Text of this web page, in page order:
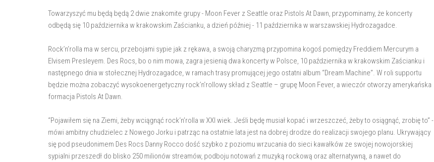
Towarzyszyć mu będą będą 2 dwie znakomite grupy - Moon Fever z Seattle oraz Pistols At Dawn, przypominamy, że koncerty
odbędą się 10 października w krakowskim Zaścianku, a dzień później - 11 października w warszawskiej Hydrozagadce.
Rock’n’rolla ma w sercu, przebojami sypie jak z rękawa, a swoją charyzmą przypomina kogoś pomiędzy Freddiem Mercurym a
Elvisem Presleyem. Des Rocs, bo o nim mowa, zagra jesienią dwa koncerty w Polsce, 10 października w krakowskim Zaścianku i
następnego dnia w stołecznej Hydrozagadce, w ramach trasy promującej jego ostatni album “Dream Machine”. W roli supportu
będzie można zobaczyć wysokoenergetyczny rock’n’rollowy skład z Seattle – grupę Moon Fever, a wieczór otworzy amerykańska
formacja Pistols At Dawn.
“Pojawiłem się na Ziemi, żeby wciągnąć rock’n’rolla w XXI wiek. Jeśli będę musiał kopać i wrzeszczeć, żeby to osiągnąć, zrobię to” -
mówi ambitny chudzielec z Nowego Jorku i patrząc na ostatnie lata jest na dobrej drodze do realizacji swojego planu. Ukrywający
się pod pseudonimem Des Rocs Danny Rocco dość szybko z poziomu wrzucania do sieci kawałków ze swojej nowojorskiej
sypialni przeszedł do blisko 250 milionów streamów, podboju notowań z muzyką rockową oraz alternatywną, a nawet do